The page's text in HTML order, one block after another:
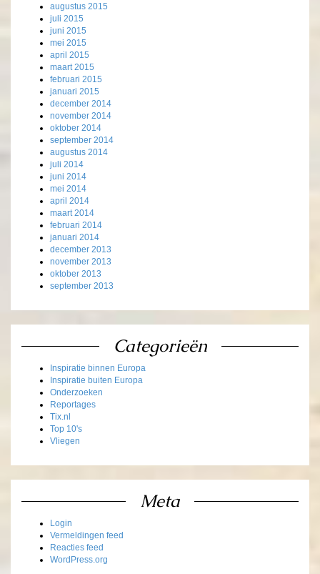
augustus 2015
juli 2015
juni 2015
mei 2015
april 2015
maart 2015
februari 2015
januari 2015
december 2014
november 2014
oktober 2014
september 2014
augustus 2014
juli 2014
juni 2014
mei 2014
april 2014
maart 2014
februari 2014
januari 2014
december 2013
november 2013
oktober 2013
september 2013
Categorieën
Inspiratie binnen Europa
Inspiratie buiten Europa
Onderzoeken
Reportages
Tix.nl
Top 10's
Vliegen
Meta
Login
Vermeldingen feed
Reacties feed
WordPress.org